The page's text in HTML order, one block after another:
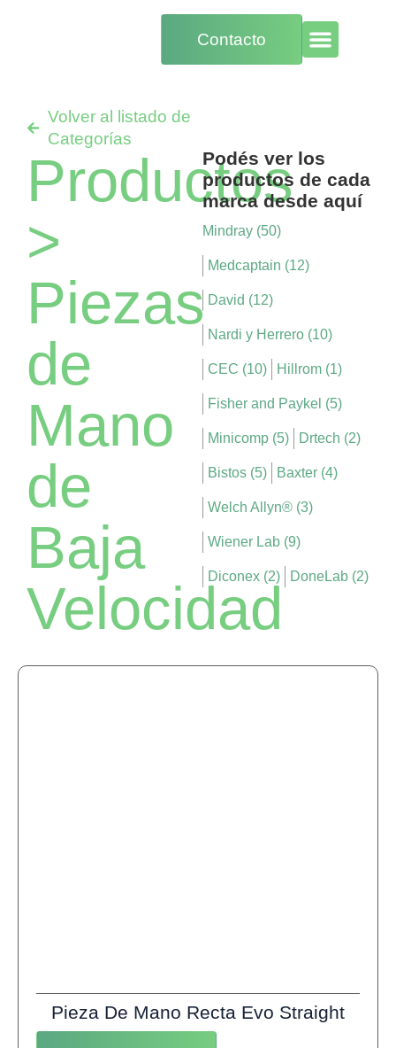
Contacto
Volver al listado de
Categorías
Productos
>
Piezas
de
Mano
de
Baja
Velocidad
Podés ver los
productos de cada
marca desde aquí
Mindray (50)
Medcaptain (12)
David (12)
Nardi y Herrero (10)
CEC (10) Hillrom (1)
Fisher and Paykel (5)
Minicomp (5) Drtech (2)
Bistos (5) Baxter (4)
Welch Allyn® (3)
Wiener Lab (9)
Diconex (2) DoneLab (2)
Pieza De Mano Recta Evo Straight